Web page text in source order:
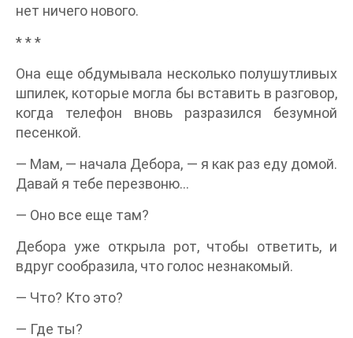
нет ничего нового.
* * *
Она еще обдумывала несколько полушутливых
шпилек, которые могла бы вставить в разговор,
когда телефон вновь разразился безумной
песенкой.
— Мам, — начала Дебора, — я как раз еду домой.
Давай я тебе перезвоню...
— Оно все еще там?
Дебора уже открыла рот, чтобы ответить, и
вдруг сообразила, что голос незнакомый.
— Что? Кто это?
— Где ты?